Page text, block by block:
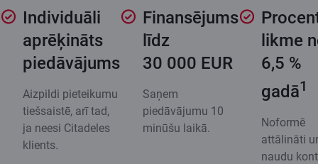
Individuāli
aprēķināts
piedāvājums
Aizpildi pieteikumu
tiešsaistē, arī tad,
ja neesi Citadeles
klients.
Finansējums
līdz
30 000 EUR
Saņem
piedāvājumu 10
minūšu laikā.
likme
6,5 %
gadā1
Noformē
attālināti
naudu